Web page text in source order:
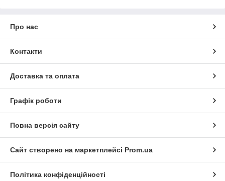
Про нас
Контакти
Доставка та оплата
Графік роботи
Повна версія сайту
Сайт створено на маркетплейсі Prom.ua
Політика конфіденційності